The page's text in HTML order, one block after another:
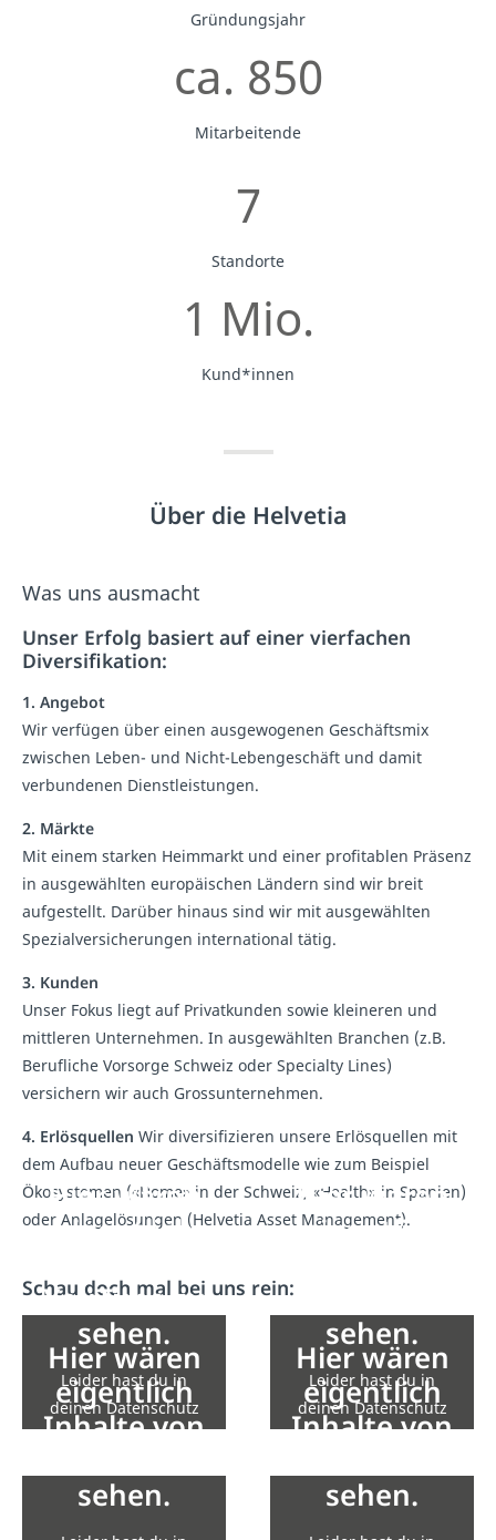
Gründungsjahr
ca. 850
Mitarbeitende
7
Standorte
1 Mio.
Kund*innen
Über die Helvetia
Was uns ausmacht
Unser Erfolg basiert auf einer vierfachen
Diversifikation:
1. Angebot
Wir verfügen über einen ausgewogenen Geschäftsmix
zwischen Leben- und Nicht-Lebengeschäft und damit
verbundenen Dienstleistungen.
2. Märkte
Mit einem starken Heimmarkt und einer profitablen Präsenz
in ausgewählten europäischen Ländern sind wir breit
aufgestellt. Darüber hinaus sind wir mit ausgewählten
Spezialversicherungen international tätig.
3. Kunden
Unser Fokus liegt auf Privatkunden sowie kleineren und
mittleren Unternehmen. In ausgewählten Branchen (z.B.
Berufliche Vorsorge Schweiz oder Specialty Lines)
versichern wir auch Grossunternehmen.
4. Erlösquellen Wir diversifizieren unsere Erlösquellen mit
dem Aufbau neuer Geschäftsmodelle wie zum Beispiel
Ökosystemen («Home» in der Schweiz, «Health» in Spanien)
oder Anlagelösungen (Helvetia Asset Management).
Schau doch mal bei uns rein:
Hier wären
eigentlich
YouTube zu
sehen.
Leider hast du in
deinen Datenschutz
Einstellungen die
erlaubt.
Hier wären
eigentlich
YouTube zu
sehen.
Leider hast du in
deinen Datenschutz
Einstellungen die
erlaubt.
Hier wären
eigentlich
Inhalte von
sehen.
Hier wären
eigentlich
Inhalte von
sehen.